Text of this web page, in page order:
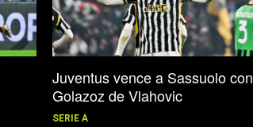
Juventus vence a Sassuolo con
Golazoz de Vlahovic
SERIE A